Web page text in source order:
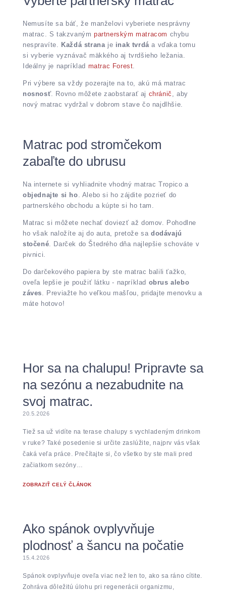
Nemusíte sa báť, že manželovi vyberiete nesprávny
matrac. S takzvaným partnerským matracom chybu
nespravíte. Každá stranaje inak tvrdáa vďaka tomu
si vyberie vyznávač mäkkého aj tvrdšieho ležania.
Ideálny je napríklad matrac Forest.
Pri výbere sa vždy pozerajte na to, akú má matrac
nosnosť. Rovno môžete zaobstarať aj chránič
, aby
nový matrac vydržal v dobrom stave čo najdlhšie.
Matrac pod stromčekom
zabaľte do ubrusu
Na internete si vyhliadnite vhodný matrac Tropico a
objednajte si ho. Alebo si ho zájdite pozrieť do
partnerského obchodu a kúpte si ho tam.
Matrac si môžete nechať doviezť až domov. Pohodlne
ho však naložíte aj do auta, pretože sadodávajú
stočené . Darček do Štedrého dňa najlepšie schováte v
pivnici.
Do darčekového papiera by ste matrac balili ťažko,
oveľa lepšie je použiť látku - napríklad obrus alebo
záves . Previažte ho veľkou mašľou, pridajte menovku a
máte hotovo!
Hor sa na chalupu! Pripravte sa
na sezónu a nezabudnite na
svoj matrac.
20.5.2026
Tiež sa už vidíte na terase chalupy s vychladeným drinkom
v ruke? Také posedenie si určite zaslúžite, najprv vás však
čaká veľa práce. Prečítajte si, čo všetko by ste mali pred
začiatkom sezóny…
ZOBRAZIŤ CELÝ ČLÁNOK
Ako spánok ovplyvňuje
plodnosť a šancu na počatie
15.4.2026
Spánok ovplyvňuje oveľa viac než len to, ako sa ráno cítite.
Zohráva dôležitú úlohu pri regenerácii organizmu,